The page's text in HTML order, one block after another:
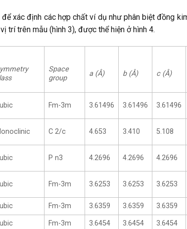
xác định các hợp chất ví dụ như phân biệt đồng
trí trên mẫu (hình 3), được thể hiện ở hình 4.
Space
group
a (Å) b (Å) c (Å)
Fm-3m 3.61496 3.61496 3.61496
C 2/c 4.653 3.410 5.108
P n3 4.2696 4.2696 4.2696
Fm-3m 3.6253 3.6253 3.6253
Fm-3m 3.6359 3.6359 3.6359
Fm-3m 3.6454 3.6454 3.6454